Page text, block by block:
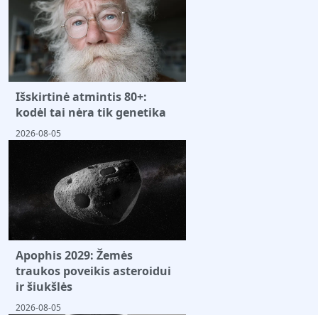
Išskirtinė atmintis 80+:
kodėl tai nėra tik genetika
2026-08-05
Apophis 2029: Žemės
traukos poveikis asteroidui
ir šiukšlės
2026-08-05